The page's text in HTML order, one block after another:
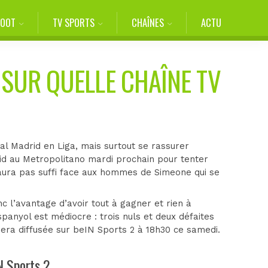
TV SPORTS CHAÎNES ACTU
QUELLE CHAÎNE TV
Madrid en Liga, mais surtout se rassurer
au Metropolitano mardi prochain pour tenter
pas suffi face aux hommes de Simeone qui se
l’avantage d’avoir tout à gagner et rien à
est médiocre : trois nuls et deux défaites
diffusée sur beIN Sports 2 à 18h30 ce samedi.